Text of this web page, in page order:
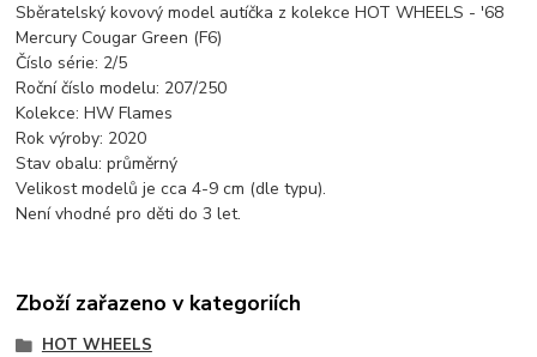
Sběratelský kovový model autíčka z kolekce HOT WHEELS - '68
Mercury Cougar Green (F6)
Číslo série: 2/5
Roční číslo modelu: 207/250
Kolekce: HW Flames
Rok výroby: 2020
Stav obalu: průměrný
Velikost modelů je cca 4-9 cm (dle typu).
Není vhodné pro děti do 3 let.
Zboží zařazeno v kategoriích
HOT WHEELS